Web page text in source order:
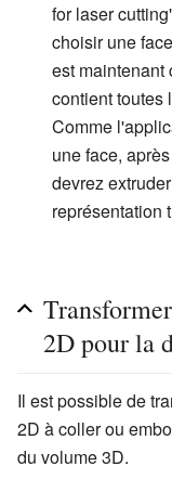
for laser
choisir une
est maintenant
contient toutes
Comme
une face,
devrez
représentation
2D pour la
Il est possible de
2D à coller ou
du volume 3D.